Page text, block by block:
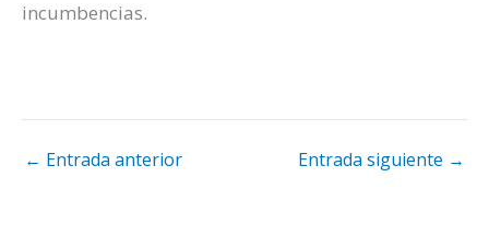
incumbencias.
← Entrada anterior Entrada siguiente →